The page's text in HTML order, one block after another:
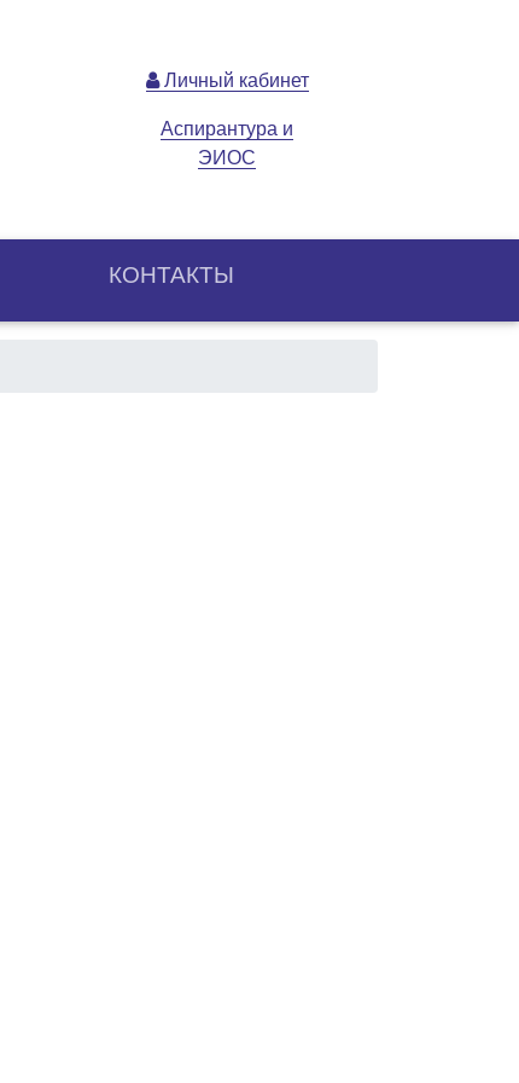
Личный кабинет
Аспирантура и
ЭИОС
КОНТАКТЫ